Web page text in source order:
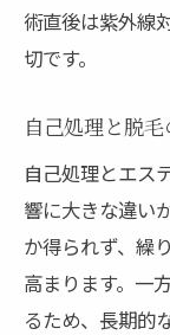
術直後は紫外線
切です。
自己処理と脱
自己処理とエス
響に大きな違い
か得られず、繰
高まります。一
るため、長期的